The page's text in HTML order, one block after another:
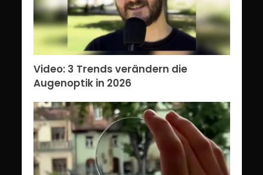
Video: 3 Trends verändern die
Augenoptik in 2026